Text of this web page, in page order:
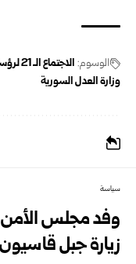
الوسوم: الاجتماع الـ 21 لرؤساء قضايا الدولة العربية
وزارة العدل السورية
سياسة
وفد مجلس الأمن
زيارة جبل